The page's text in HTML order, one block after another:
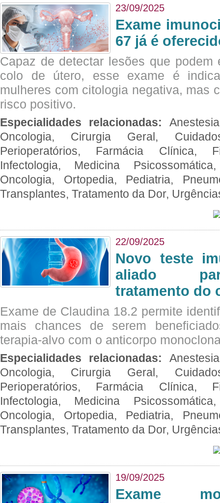
23/09/2025
Exame
67 já é
Capaz de detectar lesões que
colo de útero, esse exame é
mulheres com citologia negativa, mas
risco positivo.
Especialidades relacionadas:
Oncologia, Cirurgia Geral,
Perioperatórios, Farmácia Clínica,
Infectologia, Medicina
Oncologia, Ortopedia, Pediatria,
Transplantes, Tratamento da Dor,
22/09/2025
Novo teste
aliado
tratamento do
Exame de Claudina 18.2 permite
mais chances de serem
terapia-alvo com o anticorpo
Especialidades relacionadas:
Oncologia, Cirurgia Geral,
Perioperatórios, Farmácia Clínica,
Infectologia, Medicina
Oncologia, Ortopedia, Pediatria,
Transplantes, Tratamento da Dor,
19/09/2025
Exame